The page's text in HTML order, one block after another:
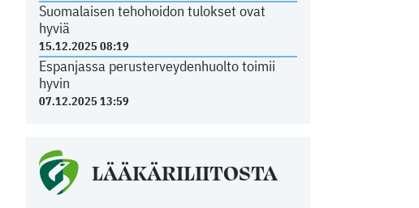
Suomalaisen tehohoidon tulokset ovat
hyviä
15.12.2025 08:19
Espanjassa perusterveydenhuolto toimii
hyvin
07.12.2025 13:59
LÄÄKÄRILIITOSTA